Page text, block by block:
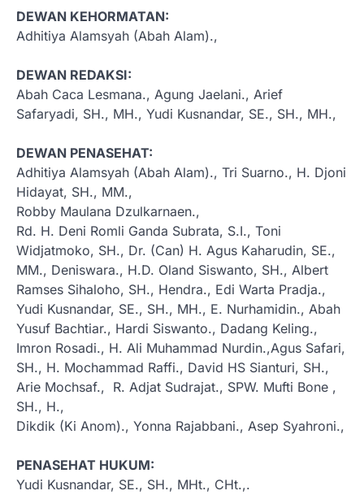
DEWAN KEHORMATAN:
Adhitiya Alamsyah (Abah Alam).,
DEWAN REDAKSI:
Abah Caca Lesmana., Agung Jaelani., Arief
Safaryadi, SH., MH., Yudi Kusnandar, SE., SH., MH.,
DEWAN PENASEHAT:
Adhitiya Alamsyah (Abah Alam)., Tri Suarno., H. Djoni
Hidayat, SH., MM.,
Robby Maulana Dzulkarnaen.,
Rd. H. Deni Romli Ganda Subrata, S.I., Toni
Widjatmoko, SH., Dr. (Can) H. Agus Kaharudin, SE.,
MM., Deniswara., H.D. Oland Siswanto, SH., Albert
Ramses Sihaloho, SH., Hendra., Edi Warta Pradja.,
Yudi Kusnandar, SE., SH., MH., E. Nurhamidin., Abah
Yusuf Bachtiar., Hardi Siswanto., Dadang Keling.,
Imron Rosadi., H. Ali Muhammad Nurdin.,Agus Safari,
SH., H. Mochammad Raffi., David HS Sianturi, SH.,
Arie Mochsaf., R. Adjat Sudrajat., SPW. Mufti Bone ,
SH., H.,
Dikdik (Ki Anom)., Yonna Rajabbani., Asep Syahroni.,
PENASEHAT HUKUM:
Yudi Kusnandar, SE., SH., MHt., CHt.,.